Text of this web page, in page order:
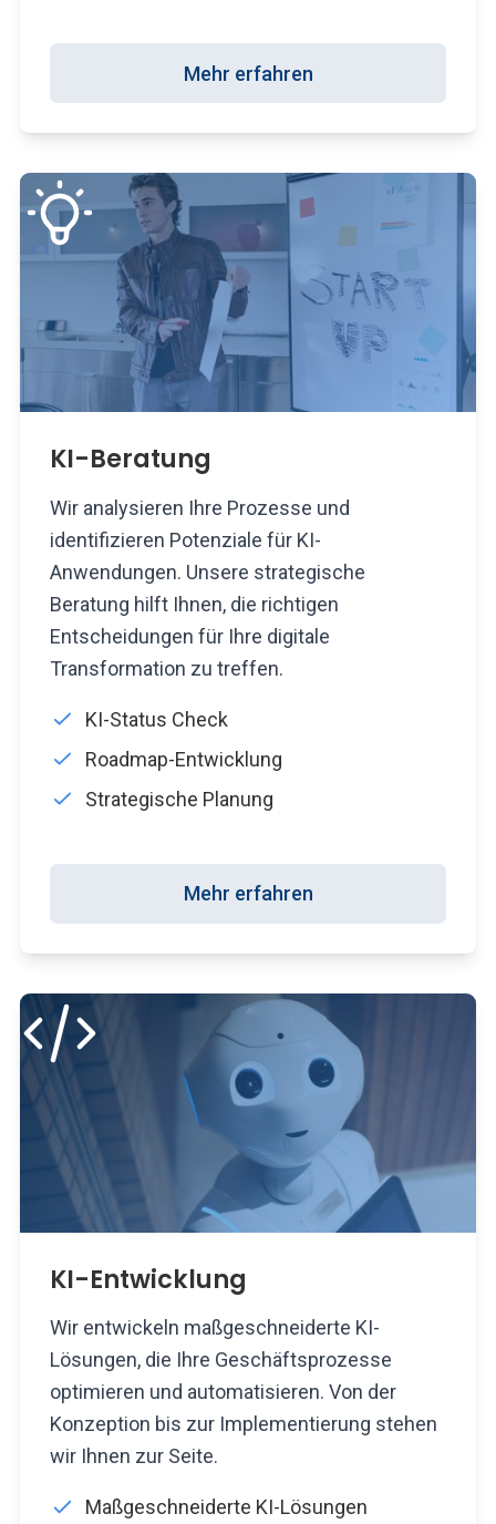
Mehr erfahren
KI-Beratung
Wir analysieren Ihre Prozesse und
identifizieren Potenziale für KI-
Anwendungen. Unsere strategische
Beratung hilft Ihnen, die richtigen
Entscheidungen für Ihre digitale
Transformation zu treffen.
KI-Status Check
Roadmap-Entwicklung
Strategische Planung
Mehr erfahren
KI-Entwicklung
Wir entwickeln maßgeschneiderte KI-
Lösungen, die Ihre Geschäftsprozesse
optimieren und automatisieren. Von der
Konzeption bis zur Implementierung stehen
wir Ihnen zur Seite.
Maßgeschneiderte KI-Lösungen